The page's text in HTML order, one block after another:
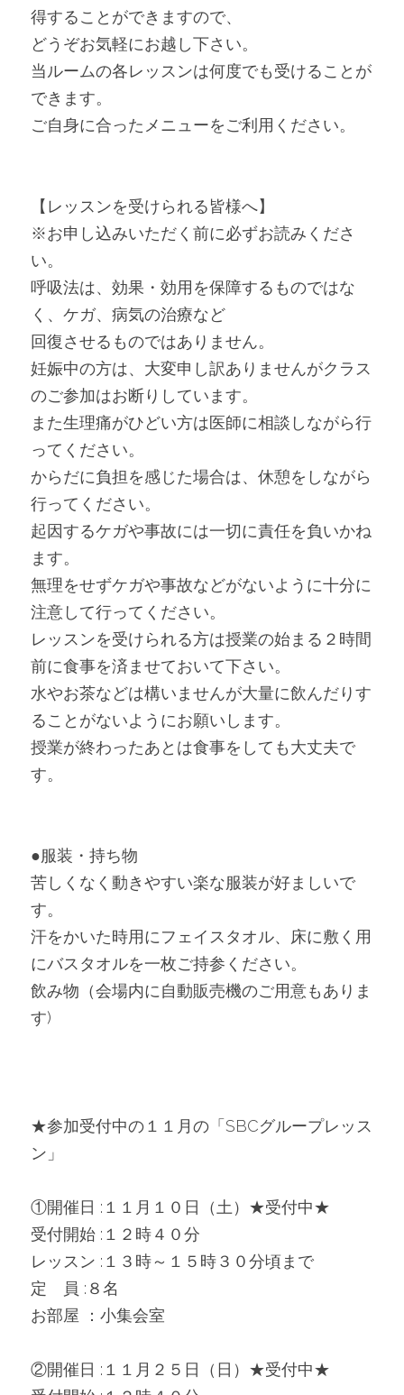
得することができますので、
どうぞお気軽にお越し下さい。
当ルームの各レッスンは何度でも受けることが
できます。
ご自身に合ったメニューをご利用ください。
【レッスンを受けられる皆様へ】
※お申し込みいただく前に必ずお読みくださ
い。
呼吸法は、効果・効用を保障するものではな
く、ケガ、病気の治療など
回復させるものではありません。
妊娠中の方は、大変申し訳ありませんがクラス
のご参加はお断りしています。
また生理痛がひどい方は医師に相談しながら行
ってください。
からだに負担を感じた場合は、休憩をしながら
行ってください。
起因するケガや事故には一切に責任を負いかね
ます。
無理をせずケガや事故などがないように十分に
注意して行ってください。
レッスンを受けられる方は授業の始まる２時間
前に食事を済ませておいて下さい。
水やお茶などは構いませんが大量に飲んだりす
ることがないようにお願いします。
授業が終わったあとは食事をしても大丈夫で
す。
●服装・持ち物
苦しくなく動きやすい楽な服装が好ましいで
す。
汗をかいた時用にフェイスタオル、床に敷く用
にバスタオルを一枚ご持参ください。
飲み物（会場内に自動販売機のご用意もありま
す)
★参加受付中の１１月の「SBCグループレッス
ン」
①開催日 :１１月１０日（土）★受付中★
受付開始 :１２時４０分
レッスン :１３時～１５時３０分頃まで
定　員 :８名
お部屋 ：小集会室
②開催日 :１１月２５日（日）★受付中★